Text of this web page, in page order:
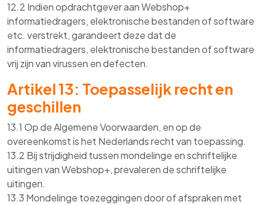
12.2 Indien opdrachtgever aan Webshop+
informatiedragers, elektronische bestanden of software
etc. verstrekt, garandeert deze dat de
informatiedragers, elektronische bestanden of software
vrij zijn van virussen en defecten.
Artikel 13: Toepasselijk recht en
geschillen
13.1 Op de Algemene Voorwaarden, en op de
overeenkomst is het Nederlands recht van toepassing.
13.2 Bij strijdigheid tussen mondelinge en schriftelijke
uitingen van Webshop+, prevaleren de schriftelijke
uitingen.
13.3 Mondelinge toezeggingen door of afspraken met